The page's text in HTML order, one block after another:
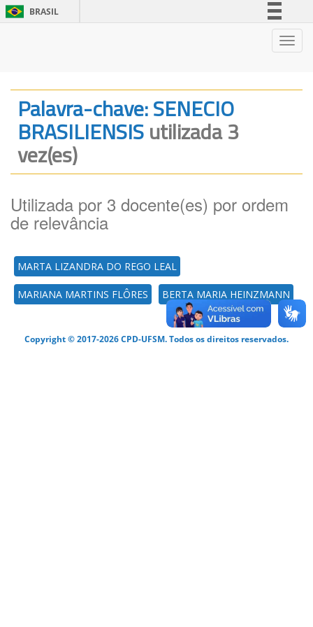
BRASIL
Legislação
Canais
Palavra-chave: SENECIO
BRASILIENSISutilizada 3
vez(es)
Utilizada por 3 docente(es) por ordem
de relevância
MARTA LIZANDRA DO REGO LEAL
MARIANA MARTINS FLÔRES BERTA MARIA HEINZMANN
Copyright © 2017-2026 CPD-UFSM. Todos os direitos reservados.